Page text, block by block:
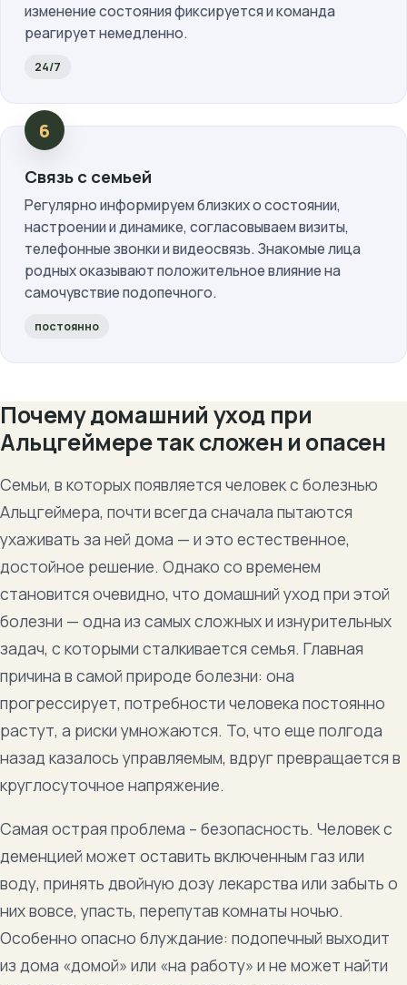
изменение состояния фиксируется и команда
реагирует немедленно.
24/7
Связь с семьей
Регулярно информируем близких о состоянии,
настроении и динамике, согласовываем визиты,
телефонные звонки и видеосвязь. Знакомые лица
родных оказывают положительное влияние на
самочувствие подопечного.
постоянно
Почему домашний уход при
Альцгеймере так сложен и опасен
Семьи, в которых появляется человек с болезнью
Альцгеймера, почти всегда сначала пытаются
ухаживать за ней дома — и это естественное,
достойное решение. Однако со временем
становится очевидно, что домашний уход при этой
болезни — одна из самых сложных и изнурительных
задач, с которыми сталкивается семья. Главная
причина в самой природе болезни: она
прогрессирует, потребности человека постоянно
растут, а риски умножаются. То, что еще полгода
назад казалось управляемым, вдруг превращается в
круглосуточное напряжение.
Самая острая проблема – безопасность. Человек с
деменцией может оставить включенным газ или
воду, принять двойную дозу лекарства или забыть о
них вовсе, упасть, перепутав комнаты ночью.
Особенно опасно блуждание: подопечный выходит
из дома «домой» или «на работу» и не может найти